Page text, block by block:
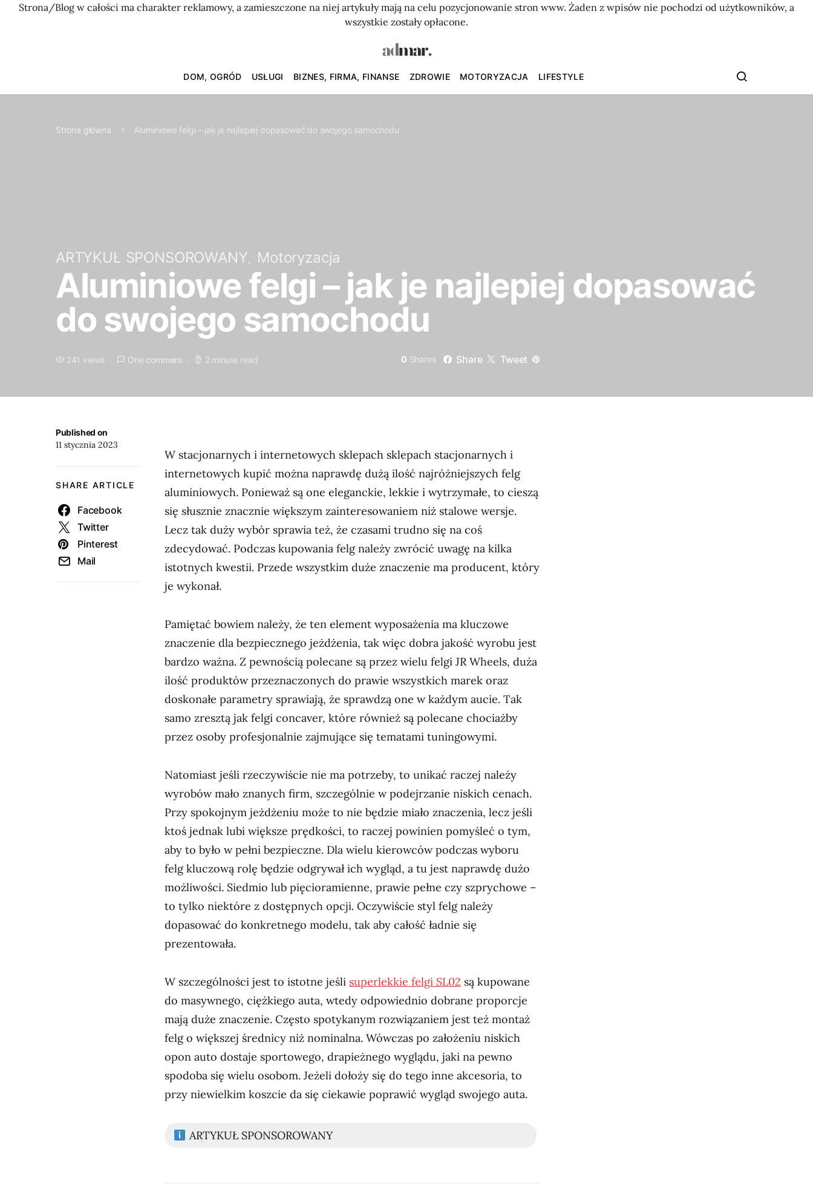
Strona/Blog w całości ma charakter reklamowy, a zamieszczone na niej artykuły mają na celu pozycjonowanie stron www. Żaden z wpisów nie pochodzi od użytkowników, a
wszystkie zostały opłacone.
DOM, OGRÓD USŁUGI BIZNES, FIRMA, FINANSE ZDROWIE MOTORYZACJA LIFESTYLE
Strona główna Aluminiowe felgi – jak je najlepiej dopasować do swojego samochodu
ARTYKUŁ SPONSOROWANY Motoryzacja
Aluminiowe felgi – jak je najlepiej dopasować
do swojego samochodu
241 views One comment 2 minute read 0 Shares Share Tweet
Published on
11 stycznia 2023
SHARE ARTICLE
Facebook
Twitter
Pinterest
Mail
W stacjonarnych i internetowych sklepach sklepach stacjonarnych i
internetowych kupić można naprawdę dużą ilość najróżniejszych felg
aluminiowych. Ponieważ są one eleganckie, lekkie i wytrzymałe, to cieszą
się słusznie znacznie większym zainteresowaniem niż stalowe wersje.
Lecz tak duży wybór sprawia też, że czasami trudno się na coś
zdecydować. Podczas kupowania felg należy zwrócić uwagę na kilka
istotnych kwestii. Przede wszystkim duże znaczenie ma producent, który
je wykonał.
Pamiętać bowiem należy, że ten element wyposażenia ma kluczowe
znaczenie dla bezpiecznego jeżdżenia, tak więc dobra jakość wyrobu jest
bardzo ważna. Z pewnością polecane są przez wielu felgi JR Wheels, duża
ilość produktów przeznaczonych do prawie wszystkich marek oraz
doskonałe parametry sprawiają, że sprawdzą one w każdym aucie. Tak
samo zresztą jak felgi concaver, które również są polecane chociażby
przez osoby profesjonalnie zajmujące się tematami tuningowymi.
Natomiast jeśli rzeczywiście nie ma potrzeby, to unikać raczej należy
wyrobów mało znanych firm, szczególnie w podejrzanie niskich cenach.
Przy spokojnym jeżdżeniu może to nie będzie miało znaczenia, lecz jeśli
ktoś jednak lubi większe prędkości, to raczej powinien pomyśleć o tym,
aby to było w pełni bezpieczne. Dla wielu kierowców podczas wyboru
felg kluczową rolę będzie odgrywał ich wygląd, a tu jest naprawdę dużo
możliwości. Siedmio lub pięcioramienne, prawie pełne czy szprychowe –
to tylko niektóre z dostępnych opcji. Oczywiście styl felg należy
dopasować do konkretnego modelu, tak aby całość ładnie się
prezentowała.
W szczególności jest to istotne jeśli superlekkie felgi SL02 są kupowane
do masywnego, ciężkiego auta, wtedy odpowiednio dobrane proporcje
mają duże znaczenie. Często spotykanym rozwiązaniem jest też montaż
felg o większej średnicy niż nominalna. Wówczas po założeniu niskich
opon auto dostaje sportowego, drapieżnego wyglądu, jaki na pewno
spodoba się wielu osobom. Jeżeli dołoży się do tego inne akcesoria, to
przy niewielkim koszcie da się ciekawie poprawić wygląd swojego auta.
ARTYKUŁ SPONSOROWANY